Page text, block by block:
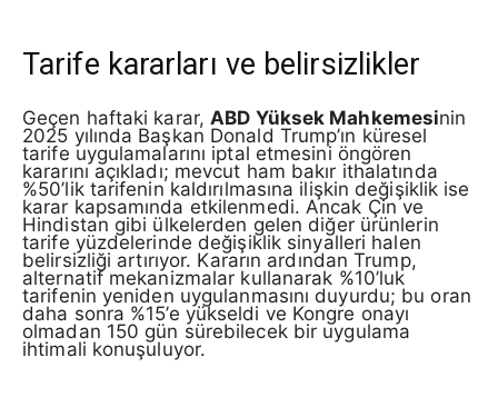
Tarife kararları ve belirsizlikler
Geçen haftaki karar, ABD Yüksek Mahkemesinin
2025 yılında Başkan Donald Trump’ın küresel
tarife uygulamalarını iptal etmesini öngören
kararını açıkladı; mevcut ham bakır ithalatında
%50’lik tarifenin kaldırılmasına ilişkin değişiklik ise
karar kapsamında etkilenmedi. Ancak Çin ve
Hindistan gibi ülkelerden gelen diğer ürünlerin
tarife yüzdelerinde değişiklik sinyalleri halen
belirsizliği artırıyor. Kararın ardından Trump,
alternatif mekanizmalar kullanarak %10’luk
tarifenin yeniden uygulanmasını duyurdu; bu oran
daha sonra %15’e yükseldi ve Kongre onayı
olmadan 150 gün sürebilecek bir uygulama
ihtimali konuşuluyor.